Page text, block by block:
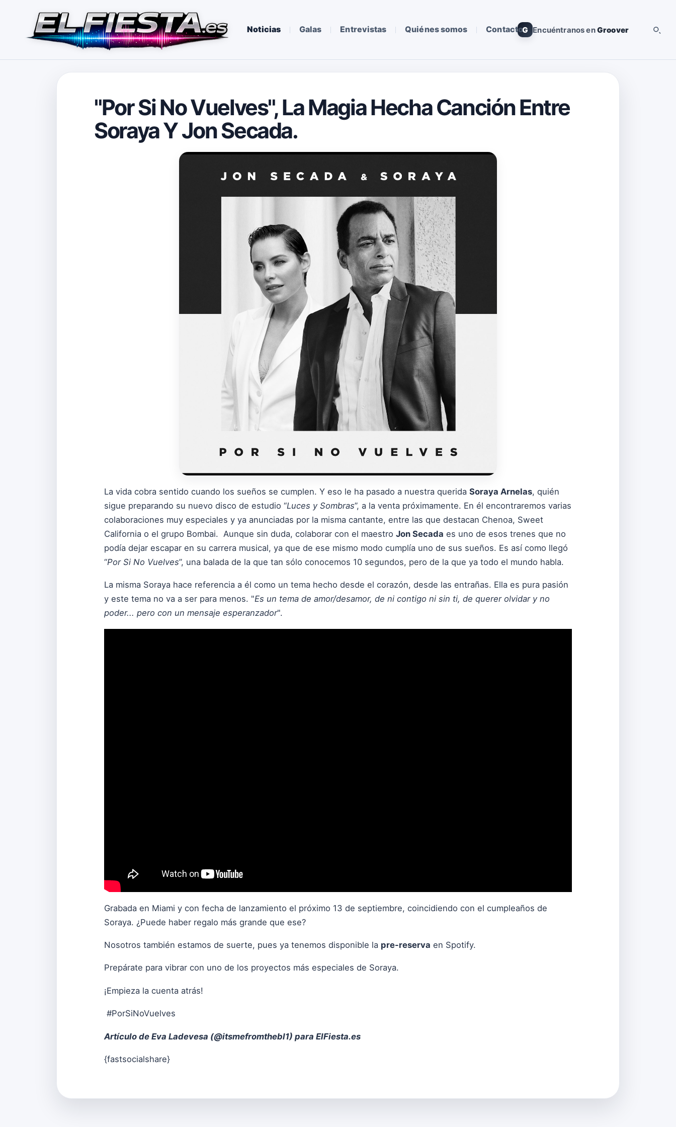
Noticias Galas Entrevistas Quiénes somos ContactoG Encuéntranos enGroover
"Por Si No Vuelves", La Magia Hecha Canción Entre
Soraya Y Jon Secada.
La vida cobra sentido cuando los sueños se cumplen. Y eso le ha pasado a nuestra querida Soraya Arnelas, quién
sigue preparando su nuevo disco de estudio “Luces y Sombras”, a la venta próximamente. En él encontraremos varias
colaboraciones muy especiales y ya anunciadas por la misma cantante, entre las que destacan Chenoa, Sweet
California o el grupo Bombai. Aunque sin duda, colaborar con el maestro Jon Secada es uno de esos trenes que no
podía dejar escapar en su carrera musical, ya que de ese mismo modo cumplía uno de sus sueños. Es así como llegó
“Por Si No Vuelves”, una balada de la que tan sólo conocemos 10 segundos, pero de la que ya todo el mundo habla.
La misma Soraya hace referencia a él como un tema hecho desde el corazón, desde las entrañas. Ella es pura pasión
y este tema no va a ser para menos. "Es un tema de amor/desamor, de ni contigo ni sin ti, de querer olvidar y no
poder... pero con un mensaje esperanzador".
Grabada en Miami y con fecha de lanzamiento el próximo 13 de septiembre, coincidiendo con el cumpleaños de
Soraya. ¿Puede haber regalo más grande que ese?
Nosotros también estamos de suerte, pues ya tenemos disponible la pre-reserva en Spotify.
Prepárate para vibrar con uno de los proyectos más especiales de Soraya.
¡Empieza la cuenta atrás!
#PorSiNoVuelves
Artículo de Eva Ladevesa (@itsmefromthebl1) para ElFiesta.es
{fastsocialshare}